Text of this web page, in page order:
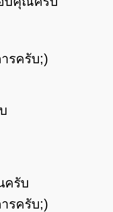
รครับ;)
ครับ
รครับ;)